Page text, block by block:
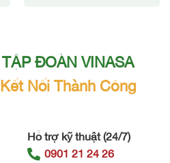
TẬP ĐOÀN VINASA
Kết Nối Thành Công
Hỗ trợ kỹ thuật (24/7)
0901 21 24 26